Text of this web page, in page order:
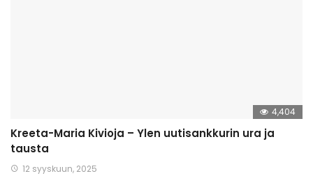
4,404
Kreeta-Maria Kivioja – Ylen uutisankkurin ura ja
tausta
12 syyskuun, 2025